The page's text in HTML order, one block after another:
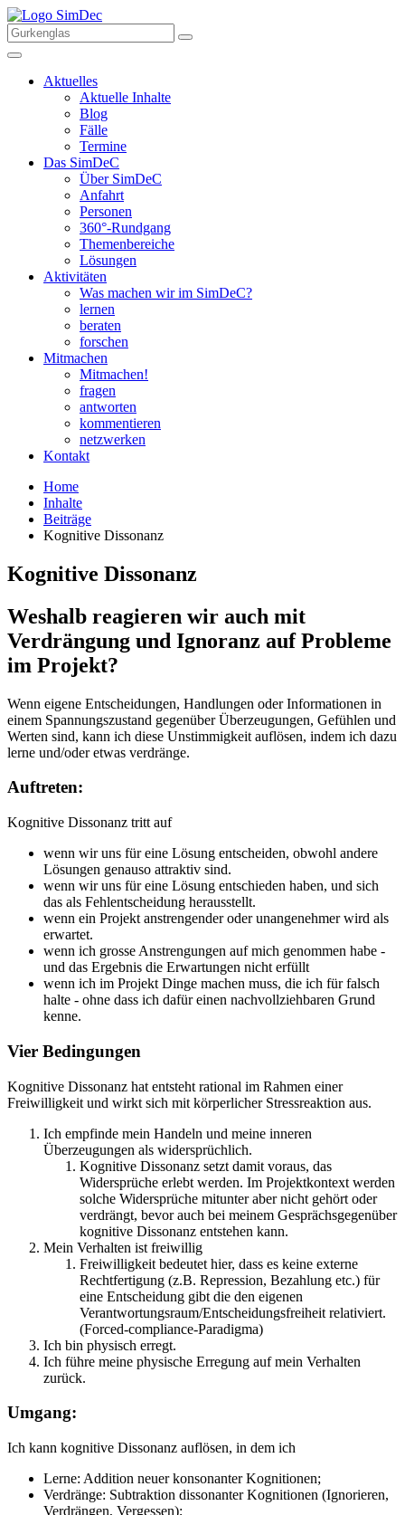
Aktuelles
Aktuelle Inhalte
Blog
Fälle
Termine
Das SimDeC
Über SimDeC
Anfahrt
Personen
360°-Rundgang
Themenbereiche
Lösungen
Aktivitäten
Was machen wir im SimDeC?
lernen
beraten
forschen
Mitmachen
Mitmachen!
fragen
antworten
kommentieren
netzwerken
Kontakt
Home
Inhalte
Beiträge
Kognitive Dissonanz
Kognitive Dissonanz
Weshalb reagieren wir auch mit
Verdrängung und Ignoranz auf Probleme
im Projekt?
Wenn eigene Entscheidungen, Handlungen oder Informationen in
einem Spannungszustand gegenüber Überzeugungen, Gefühlen und
Werten sind, kann ich diese Unstimmigkeit auflösen, indem ich dazu
lerne und/oder etwas verdränge.
Auftreten:
Kognitive Dissonanz tritt auf
wenn wir uns für eine Lösung entscheiden, obwohl andere
Lösungen genauso attraktiv sind.
wenn wir uns für eine Lösung entschieden haben, und sich
das als Fehlentscheidung herausstellt.
wenn ein Projekt anstrengender oder unangenehmer wird als
erwartet.
wenn ich grosse Anstrengungen auf mich genommen habe -
und das Ergebnis die Erwartungen nicht erfüllt
wenn ich im Projekt Dinge machen muss, die ich für falsch
halte - ohne dass ich dafür einen nachvollziehbaren Grund
kenne.
Vier Bedingungen
Kognitive Dissonanz hat entsteht rational im Rahmen einer
Freiwilligkeit und wirkt sich mit körperlicher Stressreaktion aus.
Ich empfinde mein Handeln und meine inneren
Überzeugungen als widersprüchlich.
Kognitive Dissonanz setzt damit voraus, das
Widersprüche erlebt werden. Im Projektkontext werden
solche Widersprüche mitunter aber nicht gehört oder
verdrängt, bevor auch bei meinem Gesprächsgegenüber
kognitive Dissonanz entstehen kann.
Mein Verhalten ist freiwillig
Freiwilligkeit bedeutet hier, dass es keine externe
Rechtfertigung (z.B. Repression, Bezahlung etc.) für
eine Entscheidung gibt die den eigenen
Verantwortungsraum/Entscheidungsfreiheit relativiert.
(Forced-compliance-Paradigma)
Ich bin physisch erregt.
Ich führe meine physische Erregung auf mein Verhalten
zurück.
Umgang:
Ich kann kognitive Dissonanz auflösen, in dem ich
Lerne: Addition neuer konsonanter Kognitionen;
Verdränge: Subtraktion dissonanter Kognitionen (Ignorieren,
Verdrängen, Vergessen);